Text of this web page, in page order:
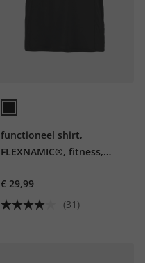
functioneel shirt,
FLEXNAMIC®, fitness,
€ 29,99
(31)